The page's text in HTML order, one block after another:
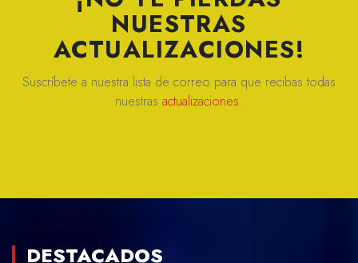
NUESTRAS
ACTUALIZACIONES!
Suscríbete a nuestra lista de correo para que recibas todas
nuestras actualizaciones.
DESTACADOS